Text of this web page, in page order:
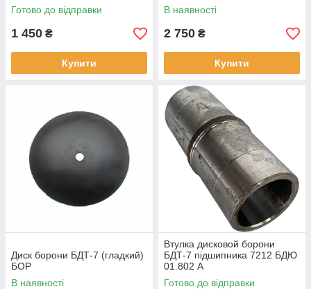
Готово до відправки
1 450 ₴
Купити
В наявності
2 750 ₴
Купити
Диск борони БДТ-7 (гладкий)
БОР
В наявності
Втулка дисковой борони
БДТ-7 підшипника 7212 БДЮ
01.802 А
Готово до відправки